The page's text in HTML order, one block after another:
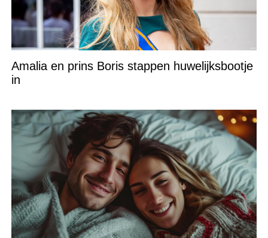
Amalia en prins Boris stappen huwelijksbootje
in